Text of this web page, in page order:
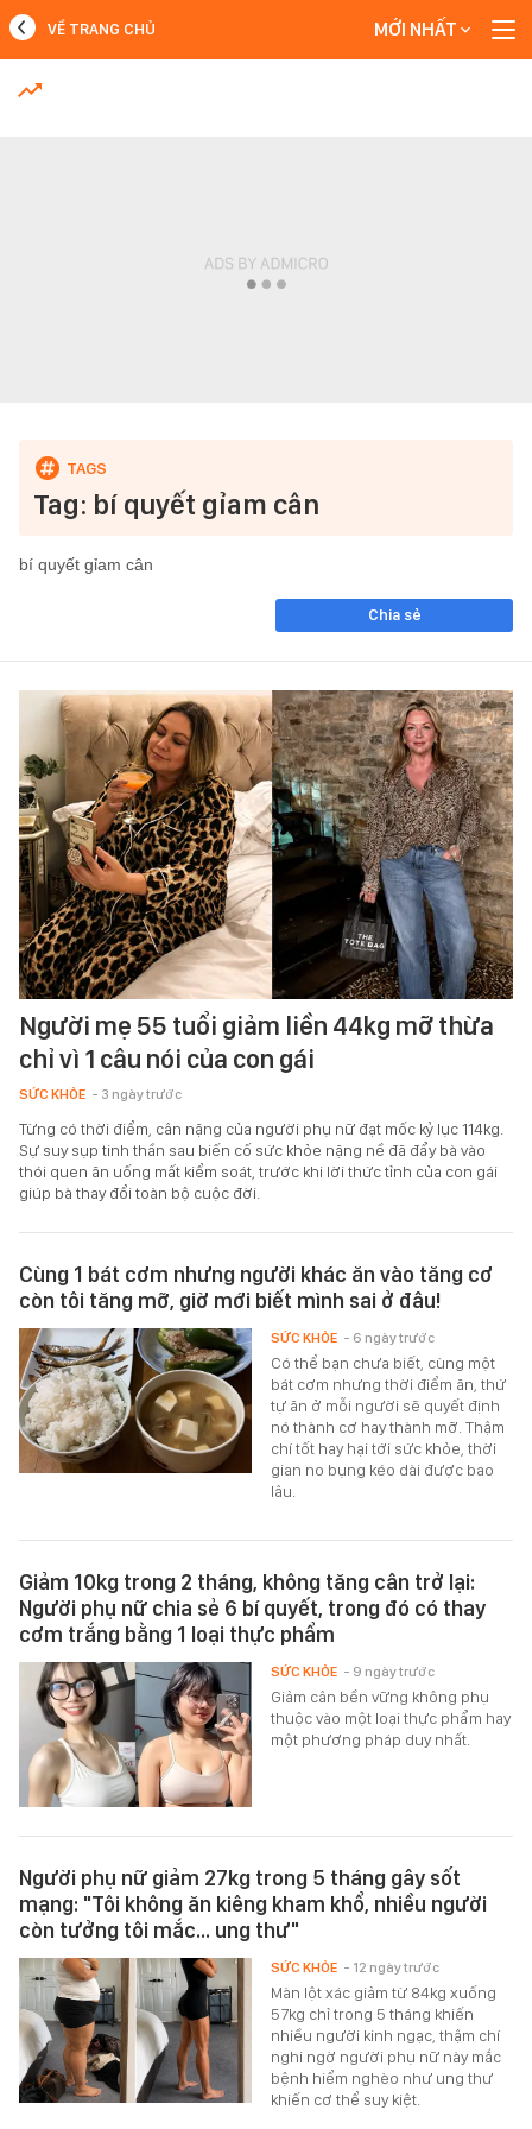
MỚI NHẤT
VỀ TRANG CHỦ MỚI NHẤT
Tag: bí quyết gỉam cân
bí quyết gỉam cân
Chia sẻ
Người mẹ 55 tuổi giảm liền 44kg mỡ thừa
chỉ vì 1 câu nói của con gái
SỨC KHỎE - 3 ngày trước
Từng có thời điểm, cân nặng của người phụ nữ đạt mốc kỷ lục 114kg.
Sự suy sụp tinh thần sau biến cố sức khỏe nặng nề đã đẩy bà vào
thói quen ăn uống mất kiểm soát, trước khi lời thức tỉnh của con gái
giúp bà thay đổi toàn bộ cuộc đời.
Cùng 1 bát cơm nhưng người khác ăn vào tăng cơ
còn tôi tăng mỡ, giờ mới biết mình sai ở đâu!
Có thể bạn chưa biết, cùng một
bát cơm nhưng thời điểm ăn, thứ
tự ăn ở mỗi người sẽ quyết định
nó thành cơ hay thành mỡ. Thậm
chí tốt hay hại tới sức khỏe, thời
gian no bụng kéo dài được bao
lâu.
SỨC KHỎE - 6 ngày trước
Giảm 10kg trong 2 tháng, không tăng cân trở lại:
Người phụ nữ chia sẻ 6 bí quyết, trong đó có thay
cơm trắng bằng 1 loại thực phẩm
Giảm cân bền vững không phụ
thuộc vào một loại thực phẩm hay
một phương pháp duy nhất.
SỨC KHỎE - 9 ngày trước
Người phụ nữ giảm 27kg trong 5 tháng gây sốt
mạng: "Tôi không ăn kiêng kham khổ, nhiều người
còn tưởng tôi mắc… ung thư"
Màn lột xác giảm từ 84kg xuống
57kg chỉ trong 5 tháng khiến
nhiều người kinh ngạc, thậm chí
nghi ngờ người phụ nữ này mắc
bệnh hiểm nghèo như ung thư
khiến cơ thể suy kiệt.
SỨC KHỎE - 12 ngày trước